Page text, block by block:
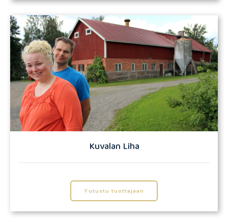
Kuvalan Liha
Tutustu tuottajaan